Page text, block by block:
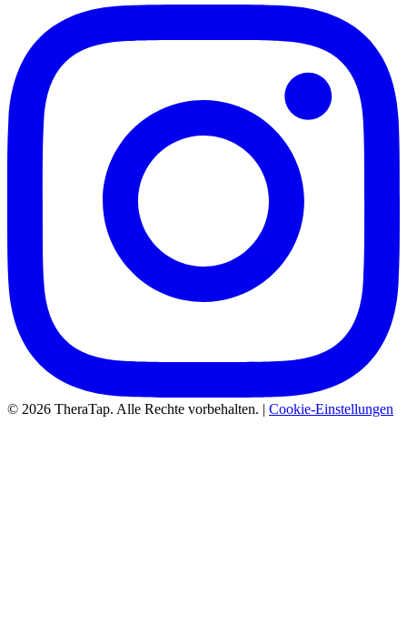
© 2026 TheraTap. Alle Rechte vorbehalten. | Cookie-Einstellungen